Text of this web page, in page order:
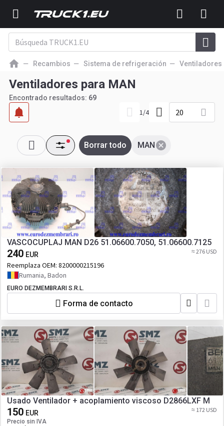
Recambios Sistema de refrigeración Ventiladores
Ventiladores para MAN
Encontrado resultados: 69
1/4 20
MAN
Borrar todo
VASCOCUPLAJ MAN D26 51.06600.7050, 51.06600.7125
240 EUR ≈ 276 USD
Reemplaza OEM: 8200000215196
Rumania, Badon
EURO DEZMEMBRARI S.R.L.
Forma de contacto
Usado Ventilador + acoplamiento viscoso D2866LXF M
150 EUR
Precio sin IVA
≈ 172 USD